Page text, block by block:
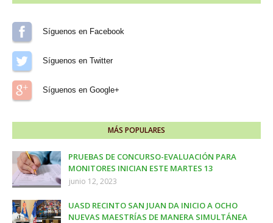
Síguenos en Facebook
Síguenos en Twitter
Síguenos en Google+
MÁS POPULARES
PRUEBAS DE CONCURSO-EVALUACIÓN PARA
MONITORES INICIAN ESTE MARTES 13
junio 12, 2023
UASD RECINTO SAN JUAN DA INICIO A OCHO
NUEVAS MAESTRÍAS DE MANERA SIMULTÁNEA